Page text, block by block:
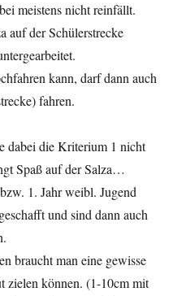
meistens nicht reinfällt.
auf der Schülerstrecke
kann, darf dann auch
fahren.
dabei die Kriterium 1 nicht
Spaß auf der Salza…
1. Jahr weibl. Jugend
und sind dann auch
braucht man eine gewisse
zielen können. (1-10cm mit